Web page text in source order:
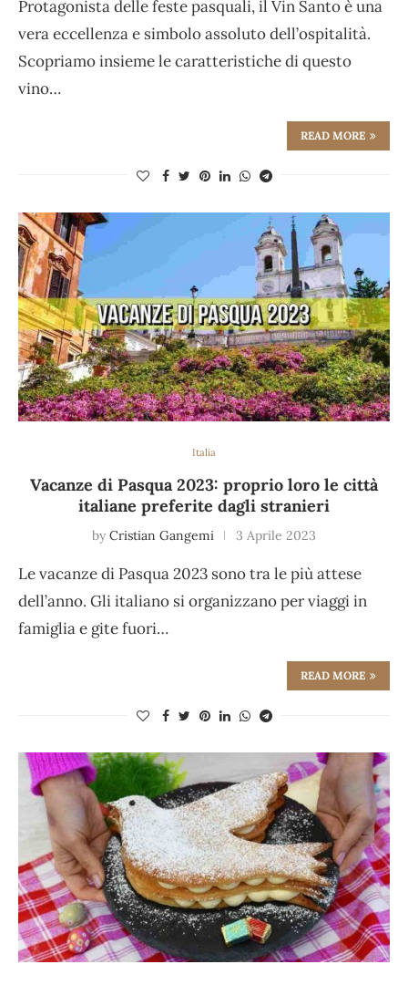
Protagonista delle feste pasquali, il Vin Santo è una
vera eccellenza e simbolo assoluto dell’ospitalità.
Scopriamo insieme le caratteristiche di questo
vino…
READ MORE
Italia
Vacanze di Pasqua 2023: proprio loro le città
italiane preferite dagli stranieri
by Cristian Gangemi 3 Aprile 2023
Le vacanze di Pasqua 2023 sono tra le più attese
dell’anno. Gli italiano si organizzano per viaggi in
famiglia e gite fuori…
READ MORE